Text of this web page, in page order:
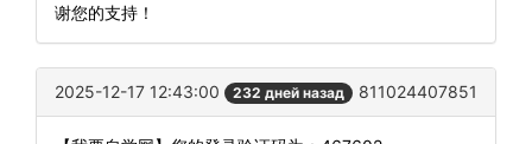
谢您的支持！
2025-12-17 12:43:00 232 дней назад 811024407851